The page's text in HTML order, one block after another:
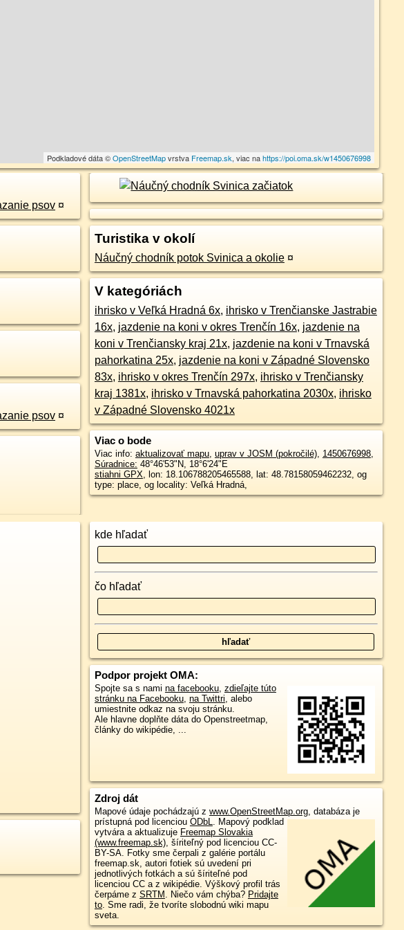
Podkladové dáta ©OpenStreetMapvrstva Freemap.sk, viac nahttps://poi.oma.sk/w1450676998
psov ¤
psov ¤
Turistika v okolí
Náučný chodník potok Svinica a okolie ¤
V kategóriách
ihrisko v Veľká Hradná 6x, ihrisko v Trenčianske Jastrabie
16x, jazdenie na koni v okres Trenčín 16x, jazdenie na
koni v Trenčiansky kraj 21x, jazdenie na koni v Trnavská
pahorkatina 25x, jazdenie na koni v Západné Slovensko
83x, ihrisko v okres Trenčín 297x, ihrisko v Trenčiansky
kraj 1381x, ihrisko v Trnavská pahorkatina 2030x, ihrisko
v Západné Slovensko 4021x
Viac o bode
Viac info: aktualizovať mapu, uprav v JOSM (pokročilé), 1450676998,
Súradnice: 48°46'53"N, 18°6'24"E
stiahni GPX, lon: 18.106788205465588, lat: 48.78158059462232, og
type: place, og locality: Veľká Hradná,
kde hľadať
čo hľadať
Podpor projekt OMA:
Spojte sa s nami na facebooku, zdieľajte túto
stránku na Facebooku, na Twittri, alebo
umiestnite odkaz na svoju stránku.
Ale hlavne doplňte dáta do Openstreetmap,
články do wikipédie, ...
Zdroj dát
Mapové údaje pochádzajú z www.OpenStreetMap.org, databáza je
prístupná pod licenciou ODbL. Mapový podklad
vytvára a aktualizuje Freemap Slovakia
(www.freemap.sk), šíriteľný pod licenciou CC-
BY-SA. Fotky sme čerpali z galérie portálu
freemap.sk, autori fotiek sú uvedení pri
jednotlivých fotkách a sú šíriteľné pod
licenciou CC a z wikipédie. Výškový profil trás
čerpáme z SRTM . Niečo vám chýba? Pridajte
to. Sme radi, že tvoríte slobodnú wiki mapu
sveta.